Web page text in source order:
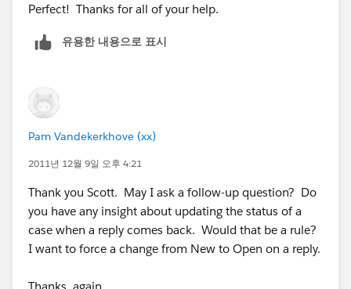
Perfect! Thanks for all of your help.
유용한 내용으로 표시
Pam Vandekerkhove (xx)
2011년 12월 9일 오후 4:21
Thank you Scott. May I ask a follow-up question? Do
you have any insight about updating the status of a
case when a reply comes back. Would that be a rule?
I want to force a change from New to Open on a reply.